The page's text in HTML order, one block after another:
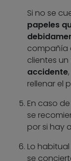
Si no se
papeles
compañía
clientes un
accidente
rellenar el
En caso
se
por si hay
Lo
se